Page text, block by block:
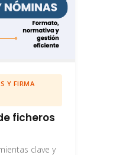
Y FIRMA
ficheros
clave y